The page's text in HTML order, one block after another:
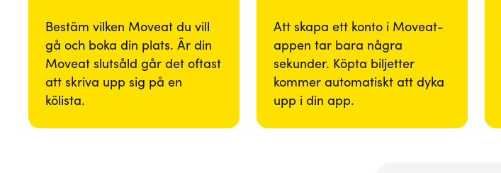
Bestäm vilken Moveat du vill
gå och boka din plats. Är din
Moveat slutsåld går det oftast
att skriva upp sig på en
kölista.
Att skapa ett konto i Moveat-
appen tar bara några
sekunder. Köpta biljetter
kommer automatiskt att dyka
upp i din app.